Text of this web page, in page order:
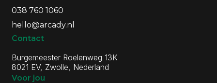
belangrijker.
Juist nu.
038 760 1060
hello@arcady.nl
Contact
Burgemeester Roelenweg 13K
8021 EV, Zwolle, Nederland
Voor jou